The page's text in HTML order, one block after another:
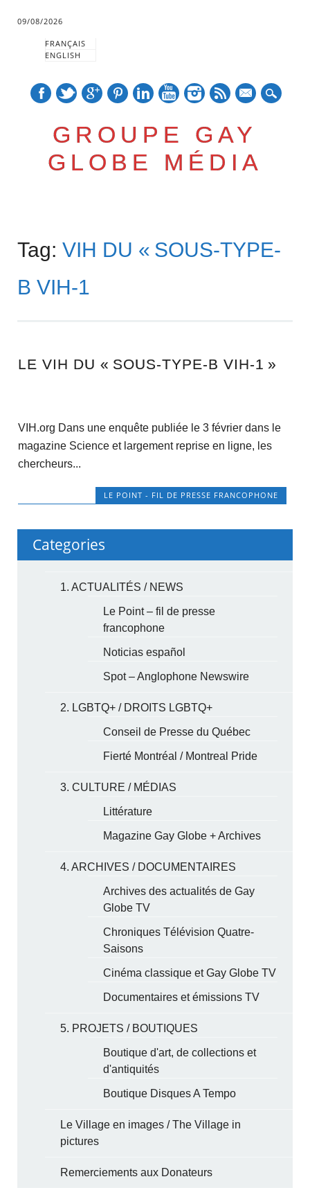
09/08/2026
FRANÇAIS
ENGLISH
GROUPE GAY
GLOBE MÉDIA
Main menu
content
Tag:VIH DU « SOUS-TYPE-
B VIH-1
LE VIH DU « SOUS-TYPE-B VIH-1 »
VIH.org Dans une enquête publiée le 3 février dans le
magazine Science et largement reprise en ligne, les
chercheurs...
LE POINT - FIL DE PRESSE FRANCOPHONE
Categories
1. ACTUALITÉS / NEWS
Le Point – fil de presse
francophone
Noticias español
Spot – Anglophone Newswire
2. LGBTQ+ / DROITS LGBTQ+
Conseil de Presse du Québec
Fierté Montréal / Montreal Pride
3. CULTURE / MÉDIAS
Littérature
Magazine Gay Globe + Archives
4. ARCHIVES / DOCUMENTAIRES
Archives des actualités de Gay
Globe TV
Chroniques Télévision Quatre-
Saisons
Cinéma classique et Gay Globe TV
Documentaires et émissions TV
5. PROJETS / BOUTIQUES
Boutique d'art, de collections et
d'antiquités
Boutique Disques A Tempo
Le Village en images / The Village in
pictures
Remerciements aux Donateurs